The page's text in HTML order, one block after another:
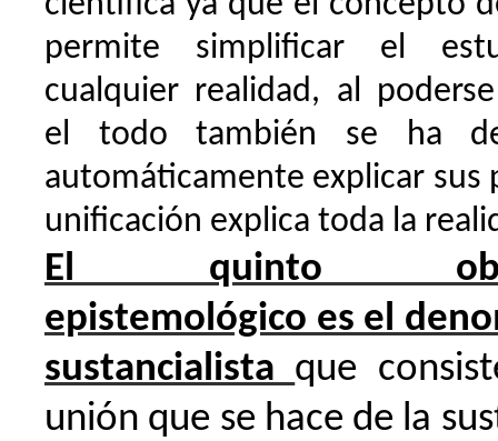
permite simplificar el
cualquier realidad, al
el todo también se ha
automáticamente explicar sus
unificación explica toda la
El quinto
epistemológico es el
sustancialista que
unión que se hace de la